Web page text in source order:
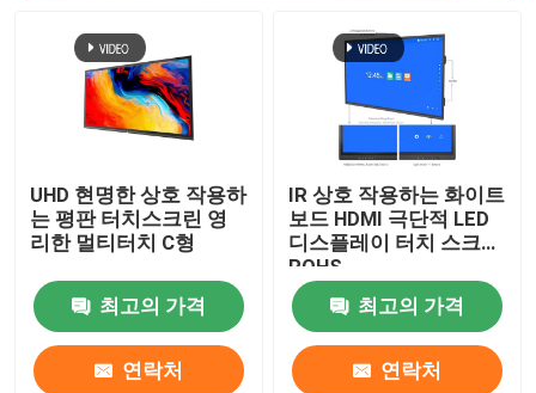
문의하기
조회를 요청하다
스마트 인터랙티브 화이트보드
교육부 인터랙티브 화이트보드
전자적 인터랙티브 화이트보드
UHD 현명한 상호 작용하
는 평판 터치스크린 영
리한 멀티터치 C형
최고의 가격
연락처
IR 상호 작용하는 화이트
보드 HDMI 극단적 LED
디스플레이 터치 스크린
ROHS
최고의 가격
연락처